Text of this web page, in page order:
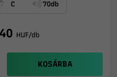
C 70db
HUF/db
KOSÁRBA